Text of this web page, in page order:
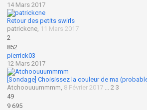
14 Mars 2017
Retour des petits swirls
patrickcne, 11 Mars 2017
2
852
pierrick03
12 Mars 2017
[Sondage] Choisissez la couleur de ma
Atchoouuummmm, 8 Février 2017 ... 2 3
49
9 695